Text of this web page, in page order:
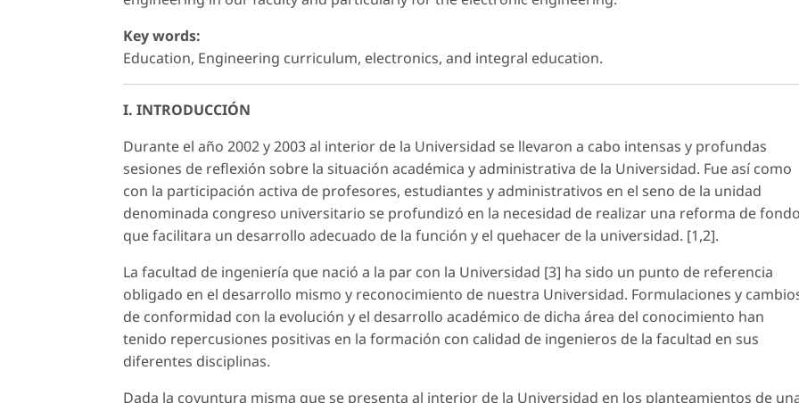
Key words:
Education, Engineering curriculum, electronics, and integral education.
I. INTRODUCCIÓN
Durante el año 2002 y 2003 al interior de la Universidad se llevaron a cabo intensas y profundas
sesiones de reflexión sobre la situación académica y administrativa de la Universidad. Fue así como
con la participación activa de profesores, estudiantes y administrativos en el seno de la unidad
denominada congreso universitario se profundizó en la necesidad de realizar una reforma de fondo
que facilitara un desarrollo adecuado de la función y el quehacer de la universidad. [1,2].
La facultad de ingeniería que nació a la par con la Universidad [3] ha sido un punto de referencia
obligado en el desarrollo mismo y reconocimiento de nuestra Universidad. Formulaciones y
de conformidad con la evolución y el desarrollo académico de dicha área del conocimiento han
tenido repercusiones positivas en la formación con calidad de ingenieros de la facultad en sus
diferentes disciplinas.
Dada la coyuntura misma que se presenta al interior de la Universidad en los planteamientos de